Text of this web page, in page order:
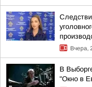
Вчера,
В
"Окно в